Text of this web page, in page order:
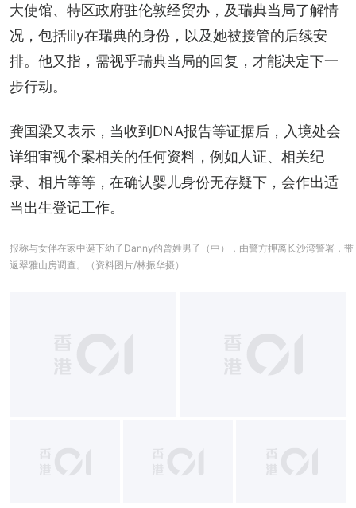
大使馆、特区政府驻伦敦经贸办，及瑞典当局了解情
况，包括lily在瑞典的身份，以及她被接管的后续安
排。他又指，需视乎瑞典当局的回复，才能决定下一
步行动。
龚国梁又表示，当收到DNA报告等证据后，入境处会
详细审视个案相关的任何资料，例如人证、相关纪
录、相片等等，在确认婴儿身份无存疑下，会作出适
当出生登记工作。
报称与女伴在家中诞下幼子Danny的曾姓男子（中），由警方押离长沙湾警署，带
返翠雅山房调查。（资料图片/林振华摄）